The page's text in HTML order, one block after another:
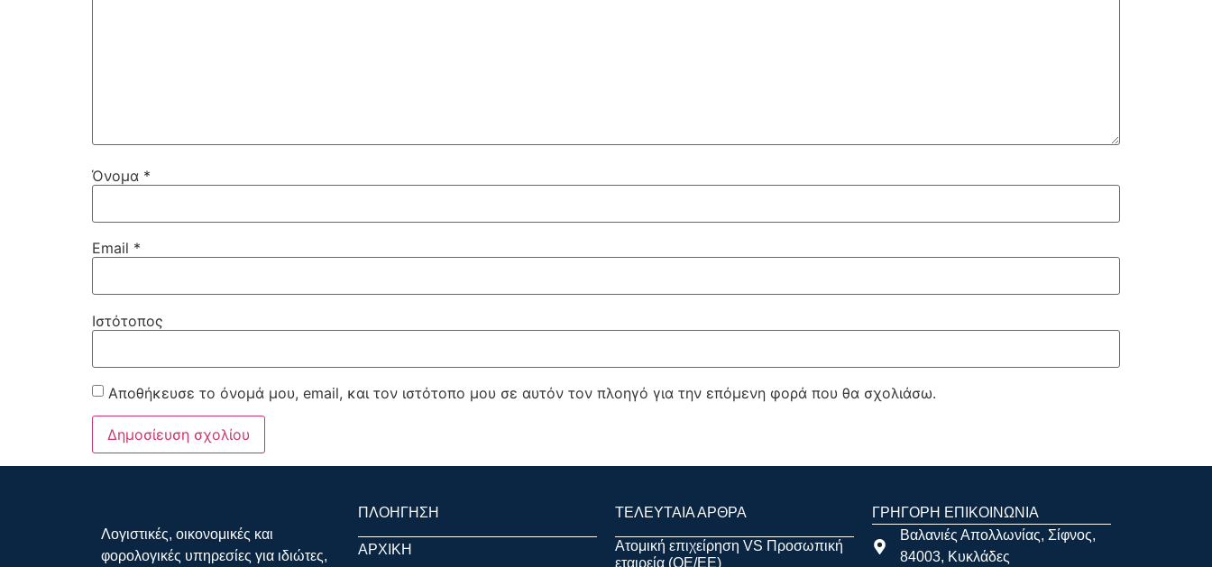
Όνομα *
Email *
Ιστότοπος
Αποθήκευσε το όνομά μου, email, και τον ιστότοπο μου σε αυτόν τον πλοηγό για την επόμενη φορά που θα σχολιάσω.
Λογιστικές, οικονομικές και
φορολογικές υπηρεσίες για ιδιώτες,
ΠΛΟΗΓΗΣΗ
ΑΡΧΙΚΗ
ΤΕΛΕΥΤΑΙΑ ΑΡΘΡΑ
Ατομική επιχείρηση VS Προσωπική
εταιρεία (OE/EE)
ΓΡΗΓΟΡΗ ΕΠΙΚΟΙΝΩΝΙΑ
Βαλανιές Απολλωνίας, Σίφνος,
84003, Κυκλάδες